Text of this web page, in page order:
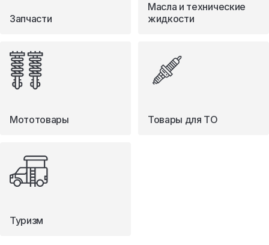
Запчасти
Масла и технические
жидкости
Мототовары Товары для ТО
Туризм